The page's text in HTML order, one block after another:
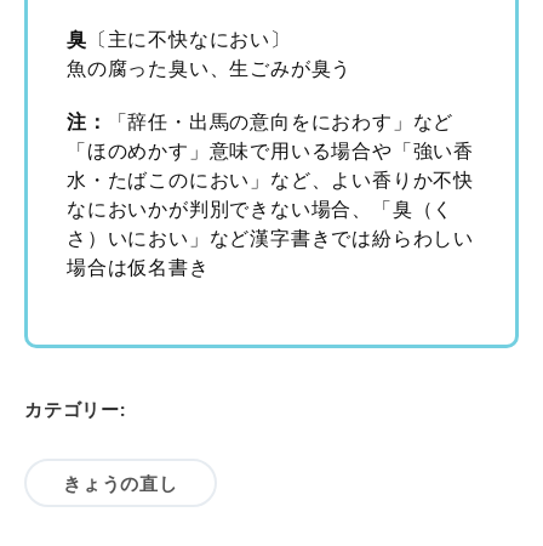
臭 〔主に不快なにおい〕
魚の腐った臭い、生ごみが臭う
注：
「辞任・出馬の意向をにおわす」など
「ほのめかす」意味で用いる場合や「強い香
水・たばこのにおい」など、よい香りか不快
なにおいかが判別できない場合、「臭（く
さ）いにおい」など漢字書きでは紛らわしい
場合は仮名書き
カテゴリー:
きょうの直し